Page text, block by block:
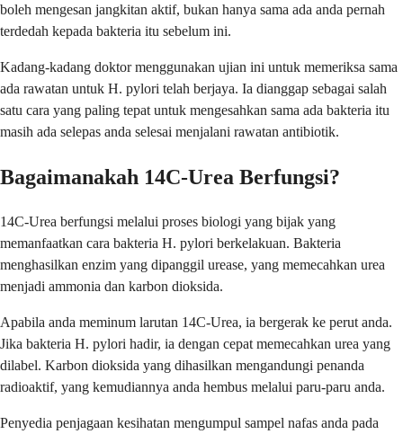
boleh mengesan jangkitan aktif, bukan hanya sama ada anda pernah
terdedah kepada bakteria itu sebelum ini.
Kadang-kadang doktor menggunakan ujian ini untuk memeriksa sama
ada rawatan untuk H. pylori telah berjaya. Ia dianggap sebagai salah
satu cara yang paling tepat untuk mengesahkan sama ada bakteria itu
masih ada selepas anda selesai menjalani rawatan antibiotik.
Bagaimanakah 14C-Urea Berfungsi?
14C-Urea berfungsi melalui proses biologi yang bijak yang
memanfaatkan cara bakteria H. pylori berkelakuan. Bakteria
menghasilkan enzim yang dipanggil urease, yang memecahkan urea
menjadi ammonia dan karbon dioksida.
Apabila anda meminum larutan 14C-Urea, ia bergerak ke perut anda.
Jika bakteria H. pylori hadir, ia dengan cepat memecahkan urea yang
dilabel. Karbon dioksida yang dihasilkan mengandungi penanda
radioaktif, yang kemudiannya anda hembus melalui paru-paru anda.
Penyedia penjagaan kesihatan mengumpul sampel nafas anda pada